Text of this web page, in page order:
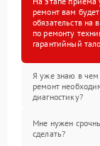
ремонт вам
обязательств на
по ремонту
гарантийный
Я уже знаю в чем
ремонт
диагностику?
Мне нужен
сделать?